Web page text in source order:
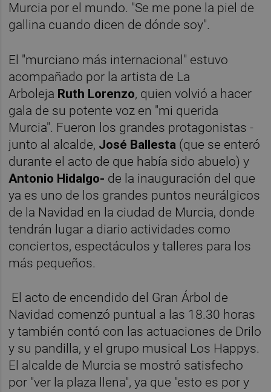
Murcia por el mundo. "Se me pone la piel de
gallina cuando dicen de dónde soy".
El "murciano más internacional" estuvo
acompañado por la artista de La
Arboleja Ruth Lorenzo, quien volvió a hacer
gala de su potente voz en "mi querida
Murcia". Fueron los grandes protagonistas -
junto al alcalde, José Ballesta (que se enteró
durante el acto de que había sido abuelo) y
Antonio Hidalgo- de la inauguración del que
ya es uno de los grandes puntos neurálgicos
de la Navidad en la ciudad de Murcia, donde
tendrán lugar a diario actividades como
conciertos, espectáculos y talleres para los
más pequeños.
El acto de encendido del Gran Árbol de
Navidad comenzó puntual a las 18.30 horas
y también contó con las actuaciones de Drilo
y su pandilla, y el grupo musical Los Happys.
El alcalde de Murcia se mostró satisfecho
por "ver la plaza llena", ya que "esto es por y